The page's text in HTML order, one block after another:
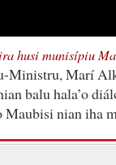
husi munisípiu
Ministru, Marí
balu hala’o
Maubisi nian iha